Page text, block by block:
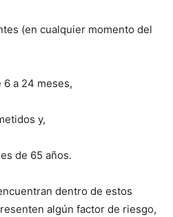
cualquier momento del
24 meses,
y,
65 años.
dentro de estos
algún factor de riesgo,